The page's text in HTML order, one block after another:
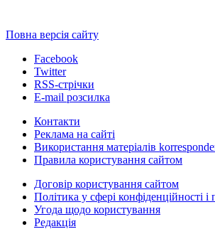
Повна версія сайту
Facebook
Twitter
RSS-стрічки
E-mail розсилка
Контакти
Реклама на сайті
Використання матеріалів
Правила користування сайтом
Договір користування сайтом
Політика у сфері конфіденційності
Угода щодо користування
Редакція